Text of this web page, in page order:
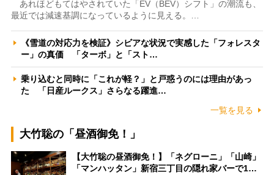
あれほどもてはやされていた「EV（BEV）シフト」の潮流も、
最近では減速基調になっているように見える。…
《雪道の対応力を検証》シビアな状況で実感した「フォレスタ
ー」の真価 「ターボ」と「スト…
乗り込むと同時に「これが軽？」と戸惑うのには理由があっ
た 「日産ルークス」さらなる躍進…
一覧を見る
大竹聡の「昼酒御免！」
【大竹聡の昼酒御免！】「ネグローニ」「山崎」
「マンハッタン」新宿三丁目の隠れ家バーで1…